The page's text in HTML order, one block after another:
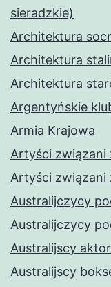
sieradzkie)
Architektura
Architektura
Architektura
Argentyńskie
Armia Krajowa
Artyści związani
Artyści związani
Australijczycy
Australijczycy
Australijscy
Australijscy